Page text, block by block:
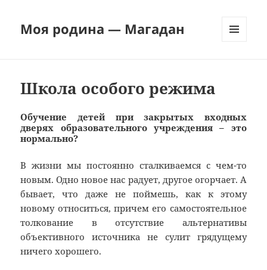
Моя родина — Магадан
Школа особого режима
Обучение детей при закрытых входных
дверях образовательного учреждения – это
нормально?
В жизни мы постоянно сталкиваемся с чем-то
новым. Одно новое нас радует, другое огорчает. А
бывает, что даже не поймешь, как к этому
новому относиться, причем его самостоятельное
толкование в отсутствие альтернативы
объективного источника не сулит грядущему
ничего хорошего.